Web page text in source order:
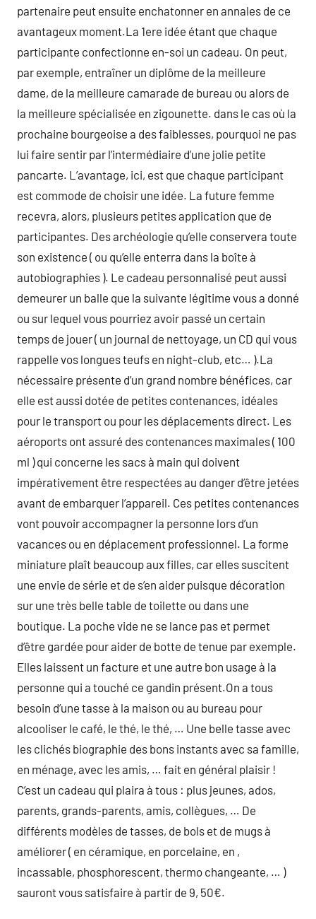
partenaire peut ensuite enchatonner en annales de ce
avantageux moment.La 1ere idée étant que chaque
participante confectionne en-soi un cadeau. On peut,
par exemple, entraîner un diplôme de la meilleure
dame, de la meilleure camarade de bureau ou alors de
la meilleure spécialisée en zigounette. dans le cas où la
prochaine bourgeoise a des faiblesses, pourquoi ne pas
lui faire sentir par l’intermédiaire d’une jolie petite
pancarte. L’avantage, ici, est que chaque participant
est commode de choisir une idée. La future femme
recevra, alors, plusieurs petites application que de
participantes. Des archéologie qu’elle conservera toute
son existence ( ou qu’elle enterra dans la boîte à
autobiographies ). Le cadeau personnalisé peut aussi
demeurer un balle que la suivante légitime vous a donné
ou sur lequel vous pourriez avoir passé un certain
temps de jouer ( un journal de nettoyage, un CD qui vous
rappelle vos longues teufs en night-club, etc… ).La
nécessaire présente d’un grand nombre bénéfices, car
elle est aussi dotée de petites contenances, idéales
pour le transport ou pour les déplacements direct. Les
aéroports ont assuré des contenances maximales ( 100
ml ) qui concerne les sacs à main qui doivent
impérativement être respectées au danger d’être jetées
avant de embarquer l’appareil. Ces petites contenances
vont pouvoir accompagner la personne lors d’un
vacances ou en déplacement professionnel. La forme
miniature plaît beaucoup aux filles, car elles suscitent
une envie de série et de s’en aider puisque décoration
sur une très belle table de toilette ou dans une
boutique. La poche vide ne se lance pas et permet
d’être gardée pour aider de botte de tenue par exemple.
Elles laissent un facture et une autre bon usage à la
personne qui a touché ce gandin présent.On a tous
besoin d’une tasse à la maison ou au bureau pour
alcooliser le café, le thé, le thé, … Une belle tasse avec
les clichés biographie des bons instants avec sa famille,
en ménage, avec les amis, … fait en général plaisir !
C’est un cadeau qui plaira à tous : plus jeunes, ados,
parents, grands-parents, amis, collègues, … De
différents modèles de tasses, de bols et de mugs à
améliorer ( en céramique, en porcelaine, en ,
incassable, phosphorescent, thermo changeante, … )
sauront vous satisfaire à partir de 9, 50€.